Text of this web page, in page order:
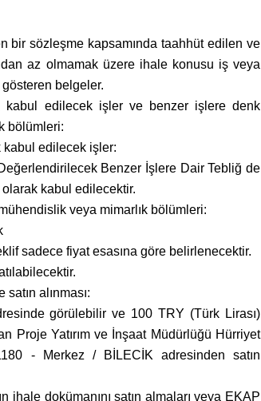
bir sözleşme kapsamında taahhüt edilen ve
az olmamak üzere ihale konusu iş veya
belgeler.
edilecek işler ve benzer işlere denk
bölümleri:
edilecek işler:
Benzer İşlere Dair Tebliğ de
kabul edilecektir.
veya mimarlık bölümleri:
sadece fiyat esasına göre belirlenecektir.
alınması:
görülebilir ve 100 TRY (Türk Lirası)
Proje Yatırım ve İnşaat Müdürlüğü Hürriyet
- Merkez / BİLECİK adresinden satın
ihale dokümanını satın almaları veya EKAP